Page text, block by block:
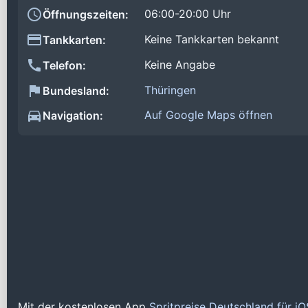
Öffnungszeiten:
06:00-20:00 Uhr
Tankkarten:
Keine Tankkarten bekannt
Telefon:
Keine Angabe
Bundesland:
Thüringen
Navigation:
Auf Google Maps öffnen